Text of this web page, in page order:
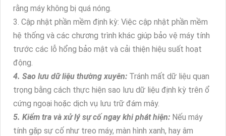
rằng máy không bị quá nóng.
3. Cập nhật phần mềm định kỳ: Việc cập nhật phần mềm
hệ thống và các chương trình khác giúp bảo vệ máy tính
trước các lỗ hổng bảo mật và cải thiện hiệu suất hoạt
động.
4. Sao lưu dữ liệu thường xuyên: Tránh mất dữ liệu quan
trọng bằng cách thực hiện sao lưu dữ liệu định kỳ trên ổ
cứng ngoại hoặc dịch vụ lưu trữ đám mây.
5. Kiểm tra và xử lý sự cố ngay khi phát hiện: Nếu máy
tính gặp sự cố như treo máy, màn hình xanh, hay âm